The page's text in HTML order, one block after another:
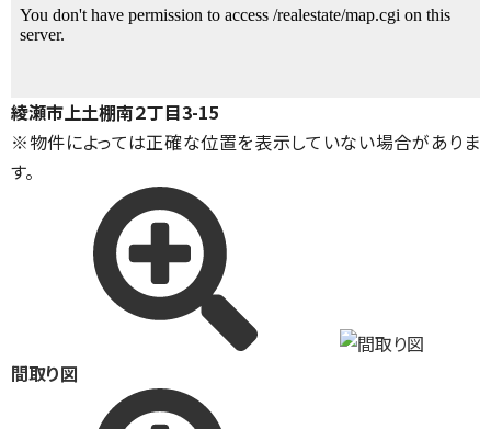
綾瀬市上土棚南２丁目3-15
※物件によっては正確な位置を表示していない場合がありま
す。
間取り図